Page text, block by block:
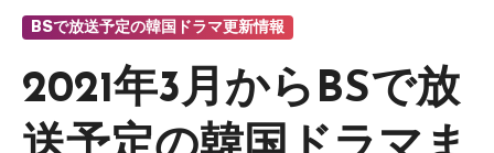
BSで放送予定の韓国ドラマ更新情報
2021年3月からBSで放